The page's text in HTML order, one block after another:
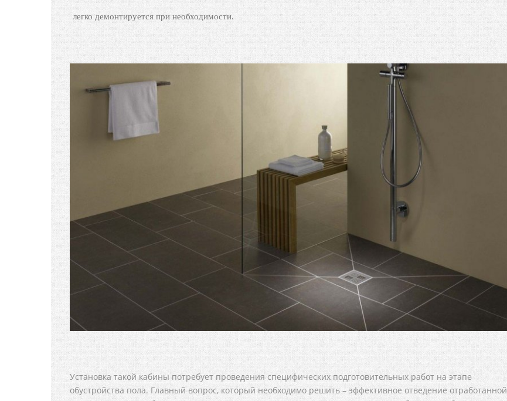
легко демонтируется при необходимости.
Установка такой кабины потребует проведения специфических подготовительных работ на этапе
обустройства пола. Главный вопрос, который необходимо решить – эффективное отведение отработанной